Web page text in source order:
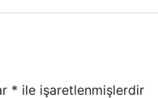
* ile işaretlenmişlerdir